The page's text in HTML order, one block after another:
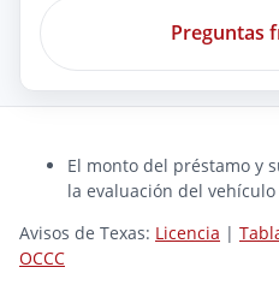
Preguntas
El monto del préstamo y
la evaluación del
Avisos de Texas: Licencia |
OCCC